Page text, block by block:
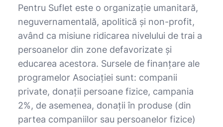
Pentru Suflet este o organizaţie umanitară,
neguvernamentală, apolitică şi non-profit,
având ca misiune ridicarea nivelului de trai a
persoanelor din zone defavorizate și
educarea acestora. Sursele de finanţare ale
programelor Asociaţiei sunt: companii
private, donaţii persoane fizice, campania
2%, de asemenea, donaţii în produse (din
partea companiilor sau persoanelor fizice)